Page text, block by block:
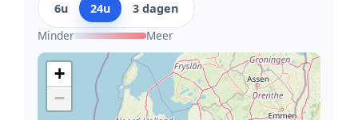
6u 24u
3 dagen
Minder
Meer
+
−